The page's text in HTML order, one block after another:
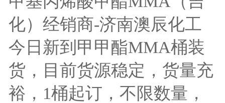
化）经销商-济南澳辰化工
今日新到甲甲酯MMA桶装
货，目前货源稳定，货量充
裕，1桶起订，不限数量，